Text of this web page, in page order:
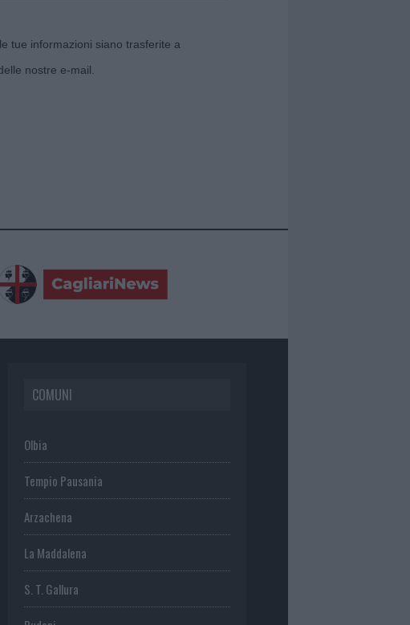
tue informazioni siano trasferite a
nostre e-mail.
COMUNI
Olbia
Tempio Pausania
Arzachena
La Maddalena
S. T. Gallura